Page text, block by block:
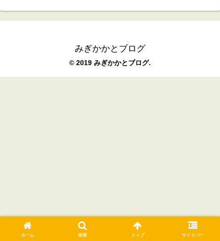
みぎかかとブログ
© 2019 みぎかかとブログ.
ホーム 検索 トップ サイドバー